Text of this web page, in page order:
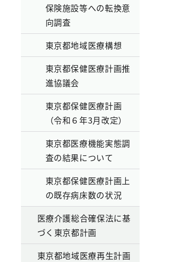
保険施設等への転換意
向調査
東京都地域医療構想
東京都保健医療計画推
進協議会
東京都保健医療計画
（令和６年3月改定）
東京都医療機能実態調
査の結果について
東京都保健医療計画上
の既存病床数の状況
医療介護総合確保法に基
づく東京都計画
東京都地域医療再生計画